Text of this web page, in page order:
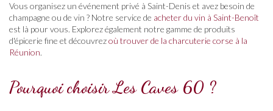
Vous organisez un événement privé à Saint-Denis et avez besoin de
champagne ou de vin ? Notre service de acheter du vin à Saint-Benoît
est là pour vous. Explorez également notre gamme de produits
d'épicerie fine et découvrezoù trouver de la charcuterie corse à la
Réunion.
Pourquoi choisir Les Caves 60 ?